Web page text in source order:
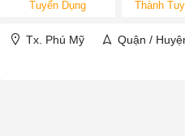
Tuyển Dụng
Thành
Tx. Phú Mỹ Quận /